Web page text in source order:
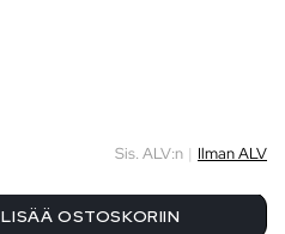
Sis. ALV:n | Ilman ALV
LISÄÄ OSTOSKORIIN